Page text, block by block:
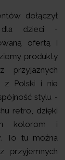
dołączył
dla dzieci -
ofertą i
produkty
przyjaznych
z Polski i nie
stylu -
retro, dzięki
kolorom i
To tu można
przyjemnych